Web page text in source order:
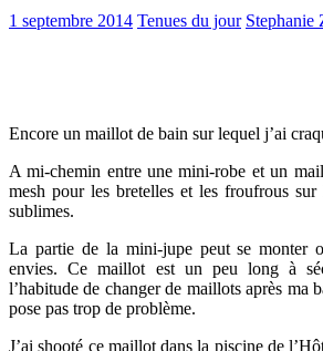
1 septembre 2014 Tenues du jour
Encore un maillot de bain sur lequel j’ai
A mi-chemin entre une mini-robe et un
mesh pour les bretelles et les froufrous sur
sublimes.
La partie de la mini-jupe peut se monter
envies. Ce maillot est un peu long à
l’habitude de changer de maillots après ma
pose pas trop de problème.
J’ai shooté ce maillot dans la piscine de